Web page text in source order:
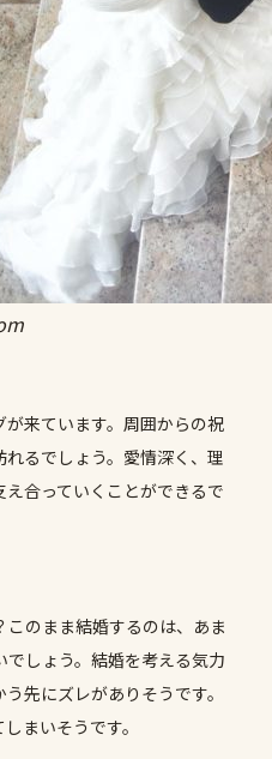
来ています。周囲からの祝
るでしょう。愛情深く、理
合っていくことができるで
のまま結婚するのは、あま
しょう。結婚を考える気力
先にズレがありそうです。
まいそうです。